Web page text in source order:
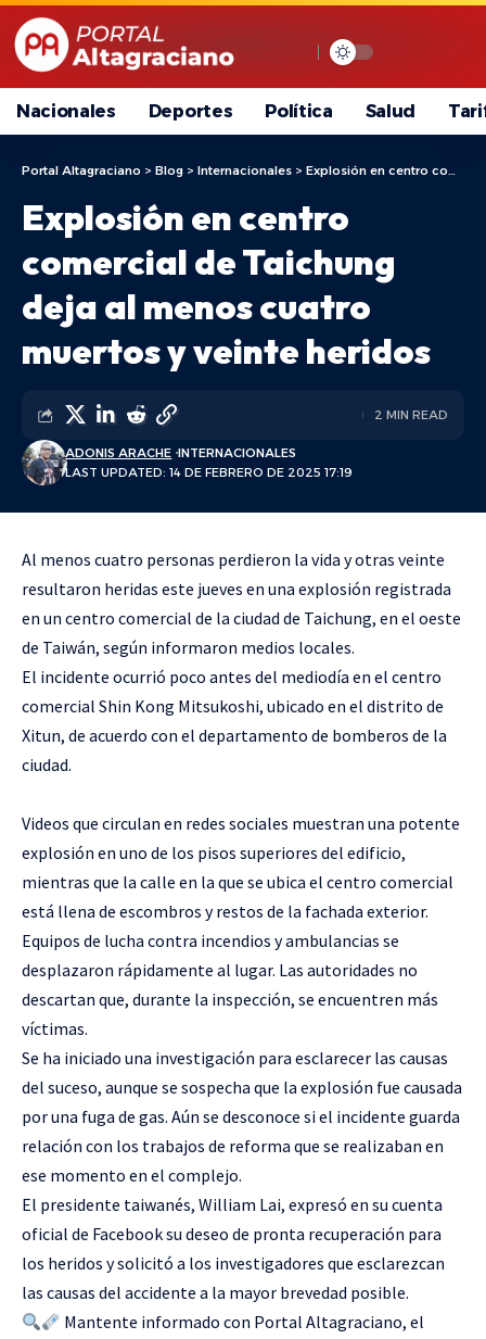
Nacionales Deportes Política Salud
Portal Altagraciano > Blog > Internacionales > Explosión en centro comercial de Taichung deja al menos cuatro muertos y veinte heridos
Explosión en centro
comercial de Taichung
deja al menos cuatro
muertos y veinte heridos
LAST UPDATED: 14 DE FEBRERO DE 2025 17:19
ADONIS ARACHE INTERNACIONALES
2 MIN READ
Al menos cuatro personas perdieron la vida y otras veinte
resultaron heridas este jueves en una explosión registrada
en un centro comercial de la ciudad de Taichung, en el oeste
de Taiwán, según informaron medios locales.
El incidente ocurrió poco antes del mediodía en el centro
comercial Shin Kong Mitsukoshi, ubicado en el distrito de
Xitun, de acuerdo con el departamento de bomberos de la
ciudad.
Videos que circulan en redes sociales muestran una potente
explosión en uno de los pisos superiores del edificio,
mientras que la calle en la que se ubica el centro comercial
está llena de escombros y restos de la fachada exterior.
Equipos de lucha contra incendios y ambulancias se
desplazaron rápidamente al lugar. Las autoridades no
descartan que, durante la inspección, se encuentren más
víctimas.
Se ha iniciado una investigación para esclarecer las causas
del suceso, aunque se sospecha que la explosión fue causada
por una fuga de gas. Aún se desconoce si el incidente guarda
relación con los trabajos de reforma que se realizaban en
ese momento en el complejo.
El presidente taiwanés, William Lai, expresó en su cuenta
oficial de Facebook su deseo de pronta recuperación para
los heridos y solicitó a los investigadores que esclarezcan
las causas del accidente a la mayor brevedad posible.
Mantente informado con Portal Altagraciano, el